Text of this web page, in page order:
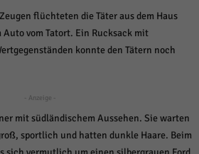
flüchteten die Täter aus dem Haus
vom Tatort. Ein Rucksack mit
konnte den Tätern noch
- Anzeige -
mit südländischem Aussehen. Sie warten
sportlich und hatten dunkle Haare. Beim
Speichern und weiter
grundlegende Funktionen und sind für die
erforderlich.